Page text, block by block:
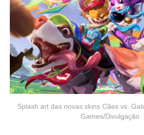
Splash art das novas skins Cães vs.
Games/Divulgação